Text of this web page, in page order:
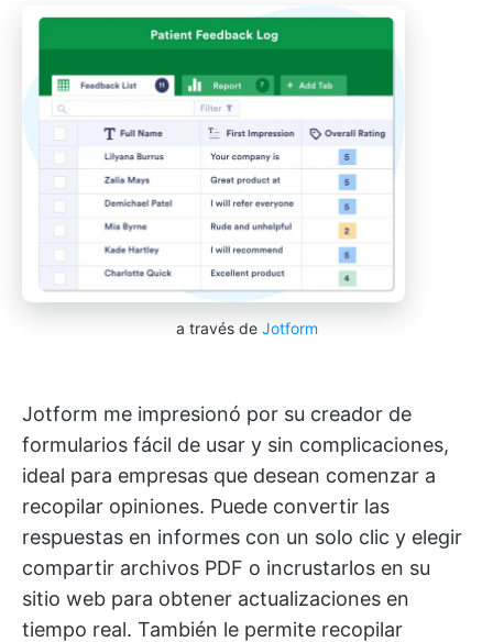
a través de Jotform
Jotform me impresionó por su creador de
formularios fácil de usar y sin complicaciones,
ideal para empresas que desean comenzar a
recopilar opiniones. Puede convertir las
respuestas en informes con un solo clic y elegir
compartir archivos PDF o incrustarlos en su
sitio web para obtener actualizaciones en
tiempo real. También le permite recopilar